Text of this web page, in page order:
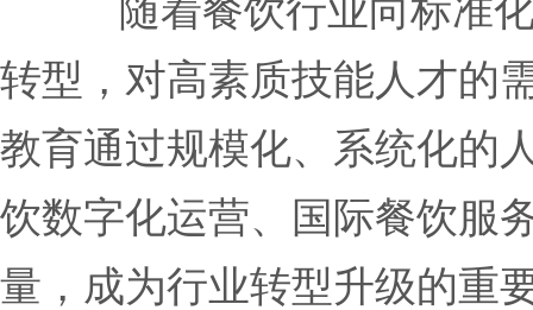
随着餐饮行业向标准
转型，对高素质技能人才的
教育通过规模化、系统化的
饮数字化运营、国际餐饮服
量，成为行业转型升级的重